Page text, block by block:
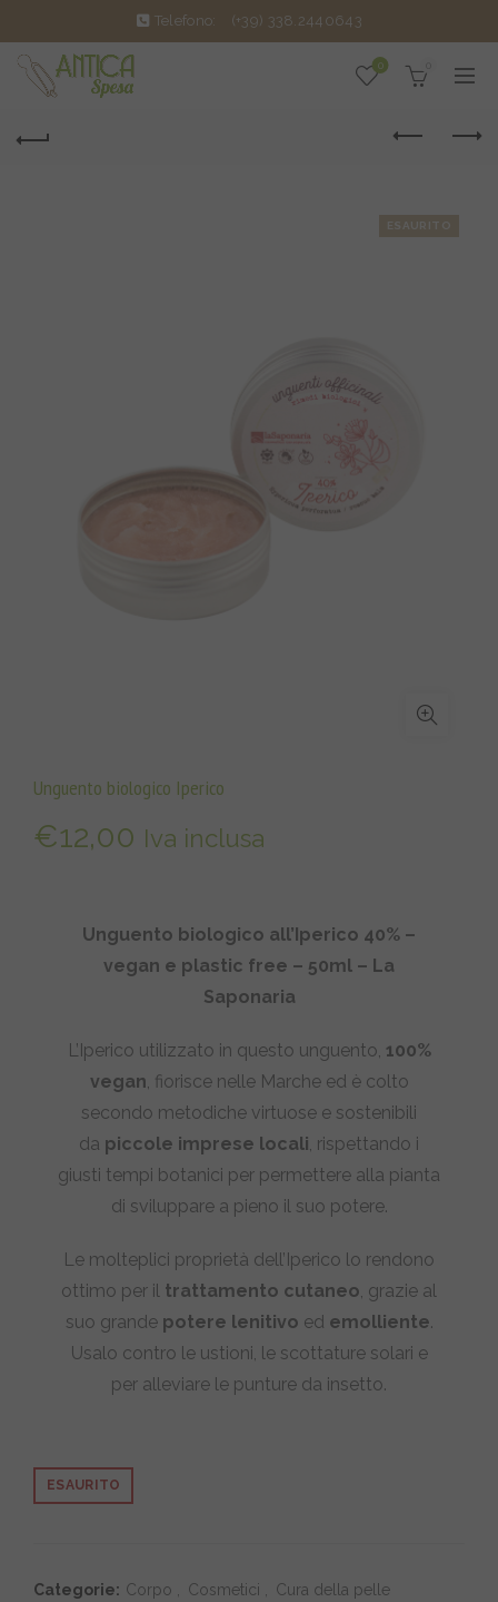
Telefono: (+39) 338.2440643
0
ESAURITO
Unguento biologico Iperico
€12,00 Iva inclusa
Unguento biologico all’Iperico 40% –
vegan e plastic free – 50ml – La
Saponaria
L’Iperico utilizzato in questo unguento, 100%
vegan , fiorisce nelle Marche ed è colto
secondo metodiche virtuose e sostenibili
da piccole imprese locali , rispettando i
giusti tempi botanici per permettere alla pianta
di sviluppare a pieno il suo potere.
Le molteplici proprietà dell’Iperico lo rendono
ottimo per il trattamento cutaneo , grazie al
suo grande potere lenitivo ed emolliente.
Usalo contro le ustioni, le scottature solari e
per alleviare le punture da insetto.
ESAURITO
Categorie: Corpo Cosmetici Cura della pelle